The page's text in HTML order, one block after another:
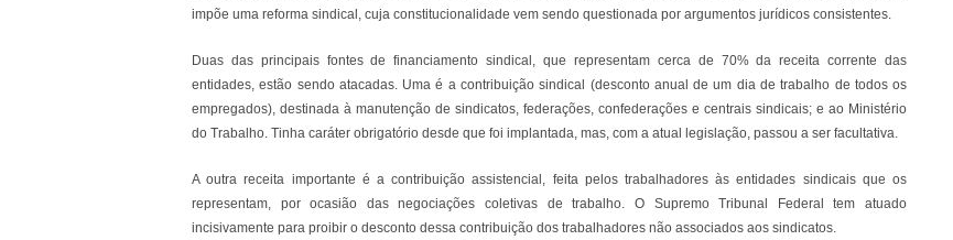
impõe uma reforma sindical, cuja constitucionalidade vem sendo questionada por argumentos jurídicos consistentes.
Duas das principais fontes de financiamento sindical, que representam cerca de 70% da receita corrente das
entidades, estão sendo atacadas. Uma é a contribuição sindical (desconto anual de um dia de trabalho de todos os
empregados), destinada à manutenção de sindicatos, federações, confederações e centrais sindicais; e ao Ministério
do Trabalho. Tinha caráter obrigatório desde que foi implantada, mas, com a atual legislação, passou a ser facultativa.
A outra receita importante é a contribuição assistencial, feita pelos trabalhadores às entidades sindicais que os
representam, por ocasião das negociações coletivas de trabalho. O Supremo Tribunal Federal tem atuado
incisivamente para proibir o desconto dessa contribuição dos trabalhadores não associados aos sindicatos.